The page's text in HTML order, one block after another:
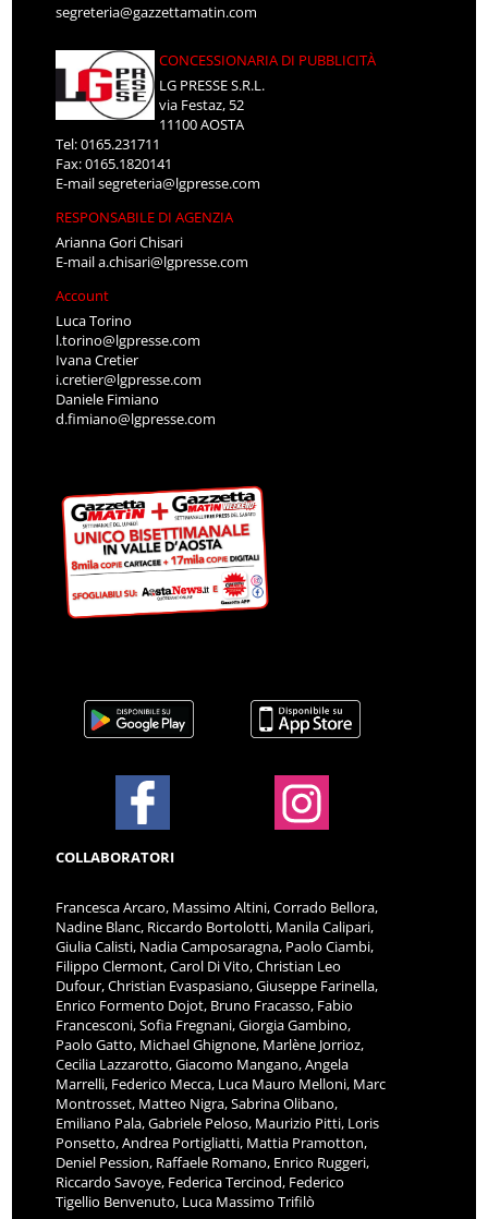
segreteria@gazzettamatin.com
CONCESSIONARIA DI PUBBLICITÀ
LG PRESSE S.R.L.
via Festaz, 52
11100 AOSTA
Tel: 0165.231711
Fax: 0165.1820141
E-mailsegreteria@lgpresse.com
RESPONSABILE DI AGENZIA
Arianna Gori Chisari
E-maila.chisari@lgpresse.com
Account
Luca Torino
l.torino@lgpresse.com
Ivana Cretier
i.cretier@lgpresse.com
Daniele Fimiano
d.fimiano@lgpresse.com
COLLABORATORI
Francesca Arcaro, Massimo Altini, Corrado Bellora,
Nadine Blanc, Riccardo Bortolotti, Manila Calipari,
Giulia Calisti, Nadia Camposaragna, Paolo Ciambi,
Filippo Clermont, Carol Di Vito, Christian Leo
Dufour, Christian Evaspasiano, Giuseppe Farinella,
Enrico Formento Dojot, Bruno Fracasso, Fabio
Francesconi, Sofia Fregnani, Giorgia Gambino,
Paolo Gatto, Michael Ghignone, Marlène Jorrioz,
Cecilia Lazzarotto, Giacomo Mangano, Angela
Marrelli, Federico Mecca, Luca Mauro Melloni, Marc
Montrosset, Matteo Nigra, Sabrina Olibano,
Emiliano Pala, Gabriele Peloso, Maurizio Pitti, Loris
Ponsetto, Andrea Portigliatti, Mattia Pramotton,
Deniel Pession, Raffaele Romano, Enrico Ruggeri,
Riccardo Savoye, Federica Tercinod, Federico
Tigellio Benvenuto, Luca Massimo Trifilò